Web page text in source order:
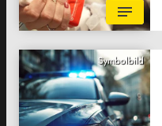
Symbolbild